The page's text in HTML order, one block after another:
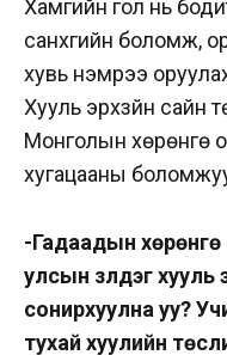
Хамгийн гол нь
санхүүгийн боломж,
хувь нэмрээ
Хууль эрхзүйн сайн
Монголын хөрөнгө
хугацааны
-Гадаадын
улсын үзүүлдэг
сонирхуулна уу?
тухай хуулийн